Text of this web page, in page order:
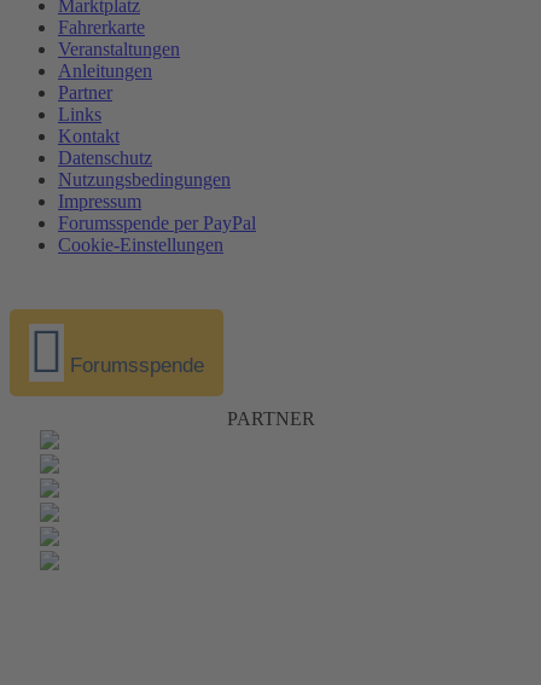
Marktplatz
Fahrerkarte
Veranstaltungen
Anleitungen
Partner
Links
Kontakt
Datenschutz
Nutzungsbedingungen
Impressum
Forumsspende per PayPal
Cookie-Einstellungen
Forumsspende
PARTNER